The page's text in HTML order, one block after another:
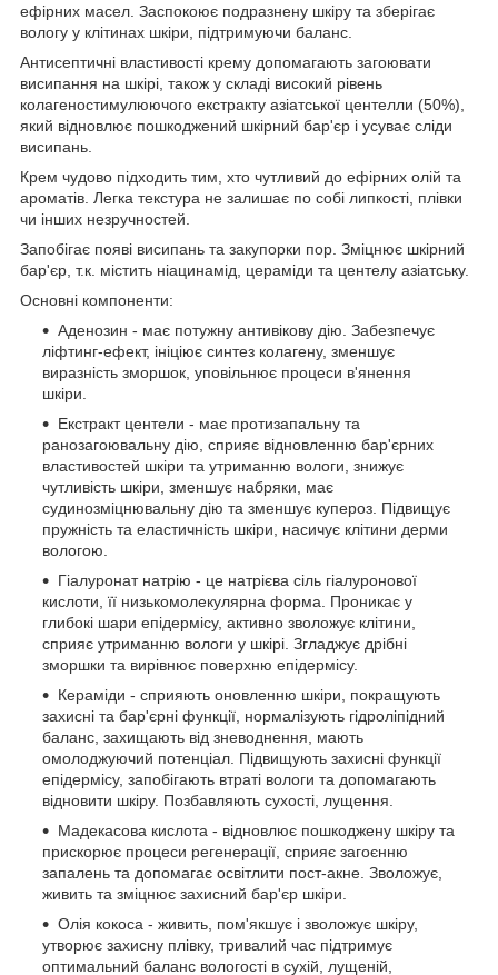
ефірних масел. Заспокоює подразнену шкіру та зберігає
вологу у клітинах шкіри, підтримуючи баланс.
Антисептичні властивості крему допомагають загоювати
висипання на шкірі, також у складі високий рівень
колагеностимулюючого екстракту азіатської центелли (50%),
який відновлює пошкоджений шкірний бар'єр і усуває сліди
висипань.
Крем чудово підходить тим, хто чутливий до ефірних олій та
ароматів. Легка текстура не залишає по собі липкості, плівки
чи інших незручностей.
Запобігає появі висипань та закупорки пор. Зміцнює шкірний
бар'єр, т.к. містить ніацинамід, цераміди та центелу азіатську.
Основні компоненти:
Аденозин - має потужну антивікову дію. Забезпечує
ліфтинг-ефект, ініціює синтез колагену, зменшує
виразність зморшок, уповільнює процеси в'янення
шкіри.
Екстракт центели - має протизапальну та
ранозагоювальну дію, сприяє відновленню бар'єрних
властивостей шкіри та утриманню вологи, знижує
чутливість шкіри, зменшує набряки, має
судинозміцнювальну дію та зменшує купероз. Підвищує
пружність та еластичність шкіри, насичує клітини дерми
вологою.
Гіалуронат натрію - це натрієва сіль гіалуронової
кислоти, її низькомолекулярна форма. Проникає у
глибокі шари епідермісу, активно зволожує клітини,
сприяє утриманню вологи у шкірі. Згладжує дрібні
зморшки та вирівнює поверхню епідермісу.
Кераміди - сприяють оновленню шкіри, покращують
захисні та бар'єрні функції, нормалізують гідроліпідний
баланс, захищають від зневоднення, мають
омолоджуючий потенціал. Підвищують захисні функції
епідермісу, запобігають втраті вологи та допомагають
відновити шкіру. Позбавляють сухості, лущення.
Мадекасова кислота - відновлює пошкоджену шкіру та
прискорює процеси регенерації, сприяє загоєнню
запалень та допомагає освітлити пост-акне. Зволожує,
живить та зміцнює захисний бар'єр шкіри.
Олія кокоса - живить, пом'якшує і зволожує шкіру,
утворює захисну плівку, тривалий час підтримує
оптимальний баланс вологості в сухій, лущеній,